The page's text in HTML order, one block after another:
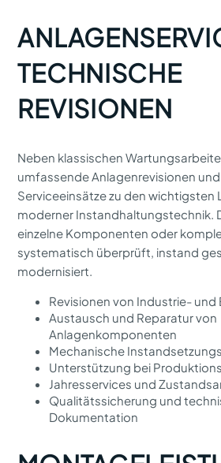
TECHNISCHE
REVISIONEN
Neben klassischen
umfassende Anlagenrevisionen
Serviceeinsätze zu den wichtigsten
moderner Instandhaltungstechnik.
einzelne Komponenten oder
systematisch überprüft, instand
modernisiert.
Revisionen von Industrie- und
Austausch und Reparatur von
Anlagenkomponenten
Mechanische
Unterstützung bei
Jahresservices und
Qualitätssicherung und
Dokumentation